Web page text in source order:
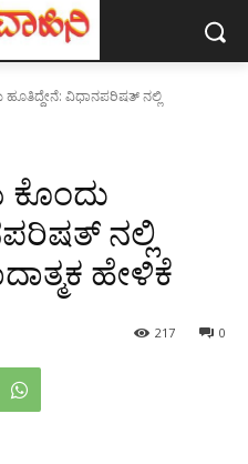
ವಿಧಾನಪರಿಷತ್ ನಲ್ಲಿ
ನಲ್ಲಿ
ಹೇಳಿಕೆ
0
217